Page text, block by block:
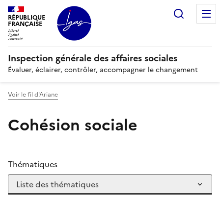
Panneau de gestion des cookies
RÉPUBLIQUE
FRANÇAISE
Inspection générale des affaires sociales
Évaluer, éclairer, contrôler, accompagner le changement
Voir le fil d'Ariane
Cohésion sociale
Thématiques